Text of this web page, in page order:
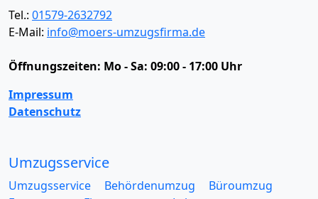
Tel.: 01579-2632792
E-Mail: info@moers-umzugsfirma.de
Öffnungszeiten: Mo - Sa: 09:00 - 17:00 Uhr
Impressum
Datenschutz
Umzugsservice
Umzugsservice Behördenumzug
Büroumzug